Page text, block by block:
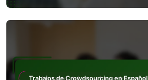
Trabajos de Crowdsourcing en Español